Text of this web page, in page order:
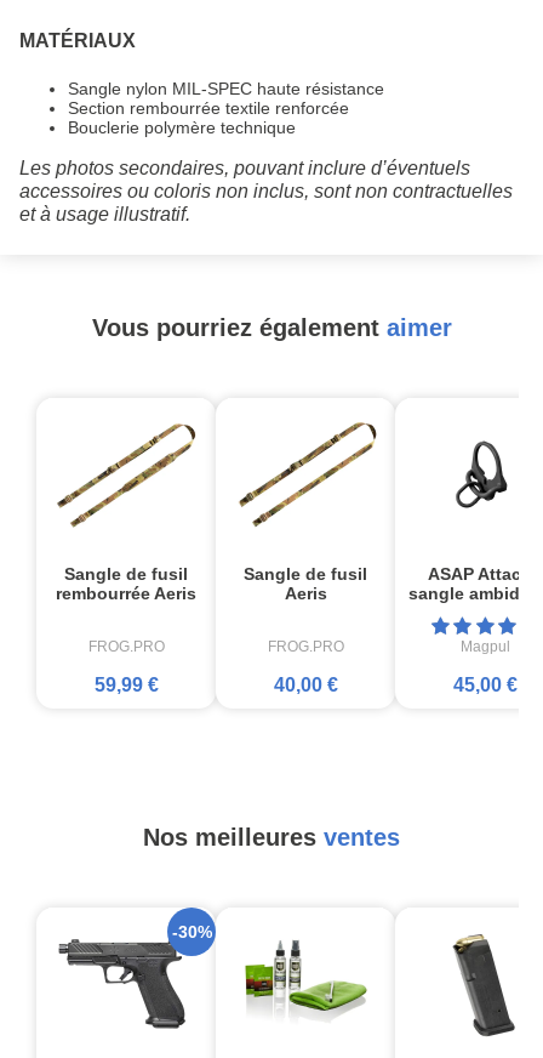
MATÉRIAUX
Sangle nylon MIL-SPEC haute résistance
Section rembourrée textile renforcée
Bouclerie polymère technique
Les photos secondaires, pouvant inclure d’éventuels
accessoires ou coloris non inclus, sont non contractuelles
et à usage illustratif.
Vous pourriez également aimer
Sangle de fusil
rembourrée Aeris
FROG.PRO
59,99 €
Sangle de fusil
Aeris
FROG.PRO
40,00 €
ASAP Attache
sangle
Magpul
45,00 €
Nos meilleures ventes
-30%